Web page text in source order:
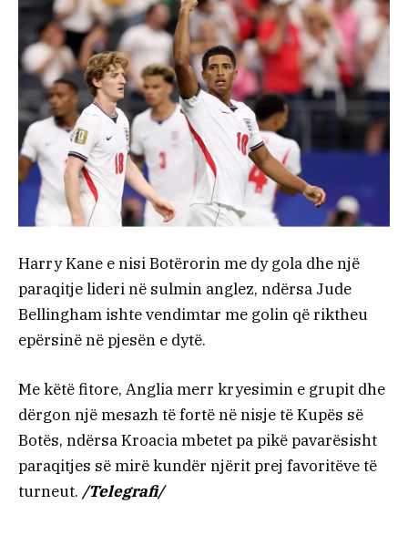
Harry Kane e nisi Botërorin me dy gola dhe një
paraqitje lideri në sulmin anglez, ndërsa Jude
Bellingham ishte vendimtar me golin që riktheu
epërsinë në pjesën e dytë.
Me këtë fitore, Anglia merr kryesimin e grupit dhe
dërgon një mesazh të fortë në nisje të Kupës së
Botës, ndërsa Kroacia mbetet pa pikë pavarësisht
paraqitjes së mirë kundër njërit prej favoritëve të
turneut. /Telegrafi/